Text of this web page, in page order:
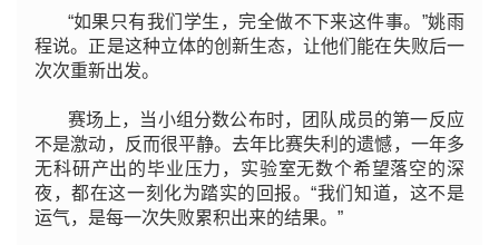
“如果只有我们学生，完全做不下来这件事。”姚雨
程说。正是这种立体的创新生态，让他们能在失败后一
次次重新出发。
赛场上，当小组分数公布时，团队成员的第一反应
不是激动，反而很平静。去年比赛失利的遗憾，一年多
无科研产出的毕业压力，实验室无数个希望落空的深
夜，都在这一刻化为踏实的回报。“我们知道，这不是
运气，是每一次失败累积出来的结果。”